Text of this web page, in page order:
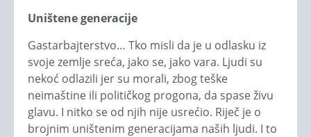
Uništene generacije
Gastarbajterstvo… Tko misli da je u odlasku iz
svoje zemlje sreća, jako se, jako vara. Ljudi su
nekoć odlazili jer su morali, zbog teške
neimaštine ili političkog progona, da spase živu
glavu. I nitko se od njih nije usrećio. Riječ je o
brojnim uništenim generacijama naših ljudi. I to